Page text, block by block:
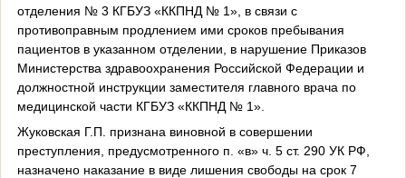
отделения № 3 КГБУЗ «ККПНД № 1», в связи с
противоправным продлением ими сроков пребывания
пациентов в указанном отделении, в нарушение Приказов
Министерства здравоохранения Российской Федерации и
должностной инструкции заместителя главного врача по
медицинской части КГБУЗ «ККПНД № 1».
Жуковская Г.П. признана виновной в совершении
преступления, предусмотренного п. «в» ч. 5 ст. 290 УК РФ,
назначено наказание в виде лишения свободы на срок 7